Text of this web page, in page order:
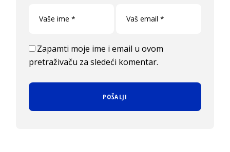
Zapamti moje ime i email u ovom
pretraživaču za sledeći komentar.